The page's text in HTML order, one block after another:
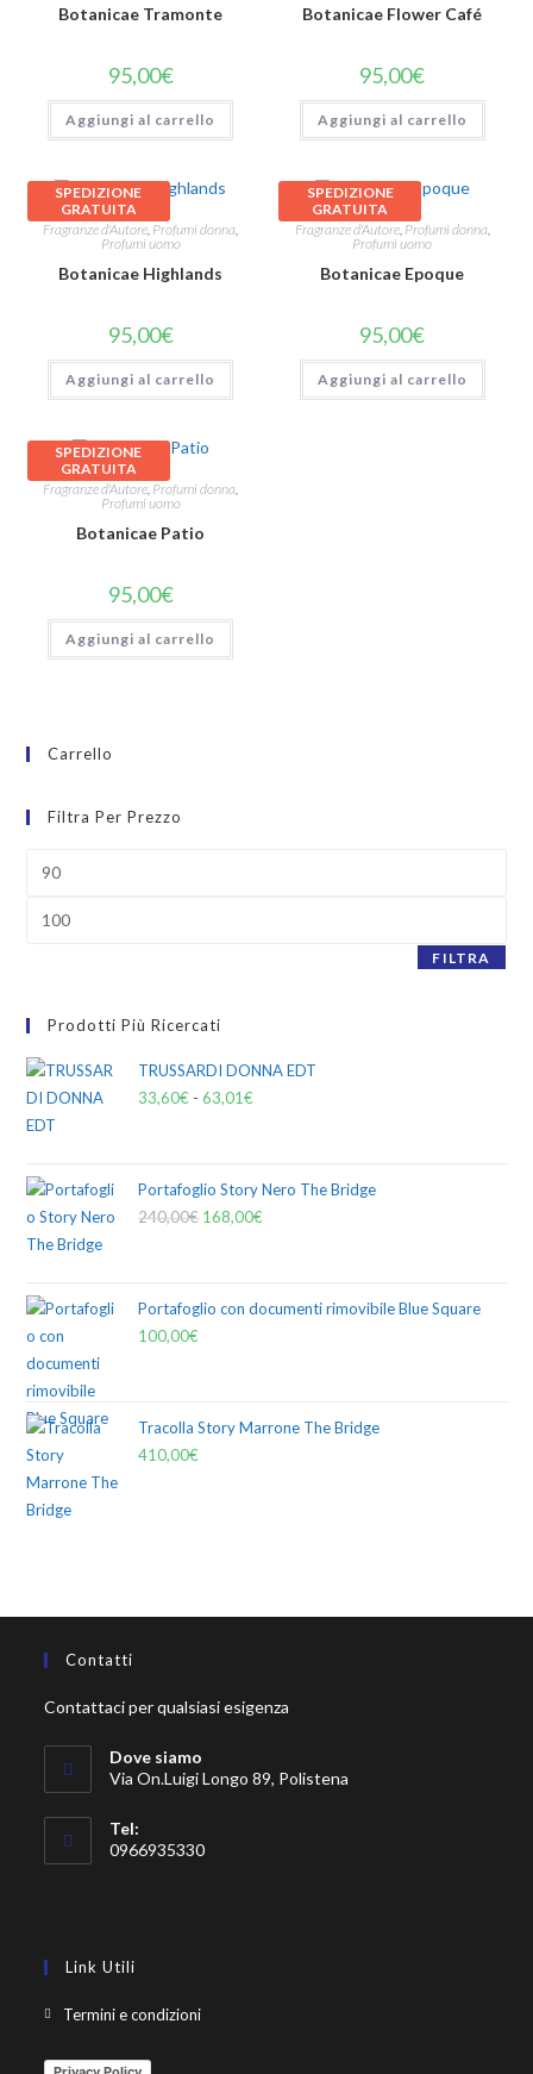
Botanicae Tramonte
95,00€
Aggiungi al carrello
Botanicae Flower Café
95,00€
Aggiungi al carrello
SPEDIZIONE
GRATUITA
Fragranze d'Autore, Profumi donna,
Profumi uomo
Botanicae Highlands
95,00€
Aggiungi al carrello
SPEDIZIONE
GRATUITA
Fragranze d'Autore, Profumi donna,
Profumi uomo
Botanicae Epoque
95,00€
Aggiungi al carrello
SPEDIZIONE
GRATUITA
Fragranze d'Autore, Profumi donna,
Profumi uomo
Botanicae Patio
95,00€
Aggiungi al carrello
Carrello
Filtra Per Prezzo
FILTRA
Prodotti Più Ricercati
TRUSSARDI DONNA EDT
33,60€ - 63,01€
Portafoglio Story Nero The Bridge
240,00€ 168,00€
Portafoglio con documenti rimovibile Blue Square
100,00€
Tracolla Story Marrone The Bridge
410,00€
Contatti
Contattaci per qualsiasi esigenza
Dove siamo
Via On.Luigi Longo 89, Polistena
Tel:
0966935330
Link Utili
Termini e condizioni